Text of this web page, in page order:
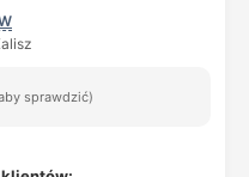
sprawdzić)